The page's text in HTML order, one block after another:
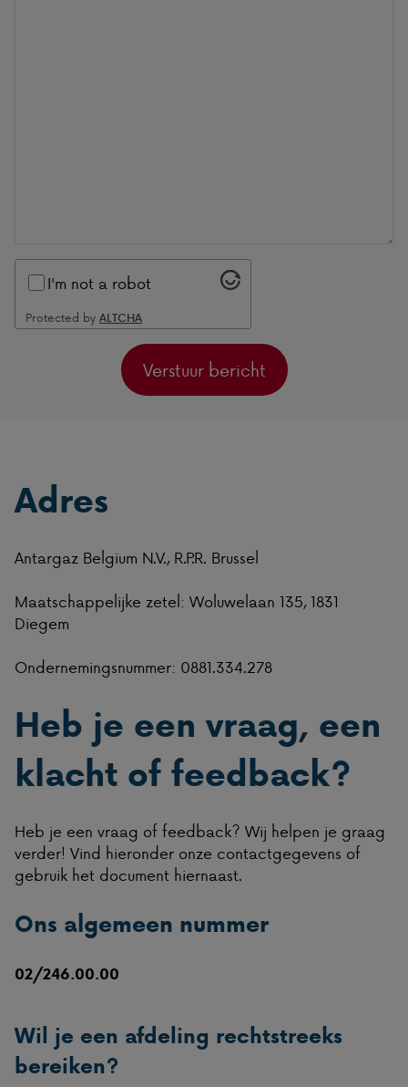
I'm not a robot
Protected byALTCHA
Adres
Antargaz Belgium N.V., R.P.R. Brussel
Maatschappelijke zetel: Woluwelaan 135, 1831
Diegem
Ondernemingsnummer: 0881.334.278
Heb je een vraag, een
klacht of feedback?
Heb je een vraag of feedback? Wij helpen je graag
verder! Vind hieronder onze contactgegevens of
gebruik het document hiernaast.
Ons algemeen nummer
02/246.00.00
Wil je een afdeling rechtstreeks
bereiken?